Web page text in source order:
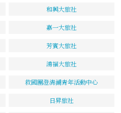
和興大旅社
嘉一大旅社
芳賓大旅社
鴻福大旅社
救國團澄清湖青年活動中心
日昇旅社